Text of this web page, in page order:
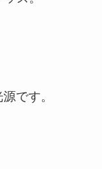
です。